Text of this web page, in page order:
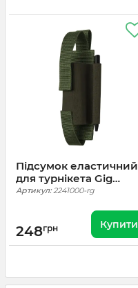
Підсумок еластичний
для турнікета Gig
Military Elastic TP.
Артикул:2241000-rg
248грн Купити